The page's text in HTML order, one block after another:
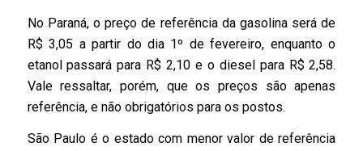
No Paraná, o preço de referência da gasolina será de
R$ 3,05 a partir do dia 1º de fevereiro, enquanto o
etanol passará para R$ 2,10 e o diesel para R$ 2,58.
Vale ressaltar, porém, que os preços são apenas
referência, e não obrigatórios para os postos.
São Paulo é o estado com menor valor de referência